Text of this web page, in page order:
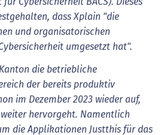
dass Xplain "die
und organisatorischen
umgesetzt hat".
die betriebliche
der bereits produktiv
im Dezember 2023 wieder auf,
hervorgeht. Namentlich
die Applikationen Justthis für das